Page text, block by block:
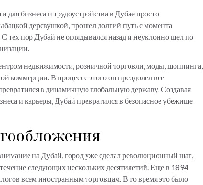
бизнеса и трудоустройства в Дубае просто
деревушкой, прошел долгий путь с момента
пор Дубай не оглядывался назад и неуклонно шел по
недвижимости, розничной торговли, моды, шоппинга,
коммерции. В процессе этого он преодолел все
в динамичную глобальную державу. Создавая
и карьеры, Дубай превратился в безопасное убежище
на Дубай, город уже сделал революционный шаг,
следующих нескольких десятилетий. Еще в 1894
всем иностранным торговцам. В то время это было